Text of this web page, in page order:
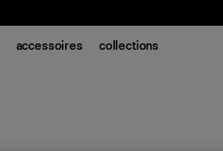
accessoires collections